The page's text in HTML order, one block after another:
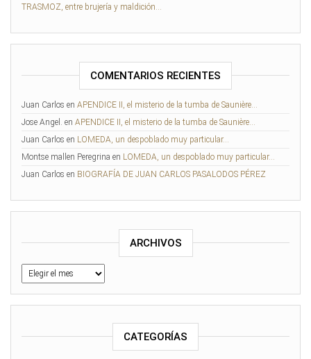
TRASMOZ, entre brujería y maldición…
COMENTARIOS RECIENTES
Juan Carlos en APENDICE II, el misterio de la tumba de Saunière…
Jose Angel. en APENDICE II, el misterio de la tumba de Saunière…
Juan Carlos en LOMEDA, un despoblado muy particular…
Montse mallen Peregrina en LOMEDA, un despoblado muy particular…
Juan Carlos en BIOGRAFÍA DE JUAN CARLOS PASALODOS PÉREZ
ARCHIVOS
Archivos
CATEGORÍAS